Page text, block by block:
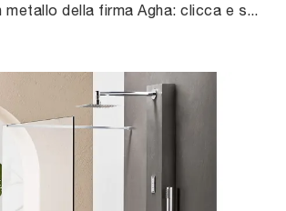
Rubinetteria in metallo della firma Agha: clicca e scopri l'arredo bagno moderno Trend per il tuo bagno.